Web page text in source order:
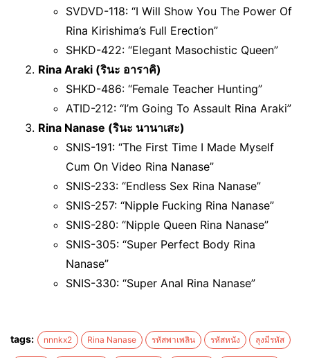
SVDVD-118: “I Will Show You The Power Of
Rina Kirishima’s Full Erection”
SHKD-422: “Elegant Masochistic Queen”
Rina Araki (รินะ อาราคิ)
SHKD-486: “Female Teacher Hunting”
ATID-212: “I’m Going To Assault Rina Araki”
Rina Nanase (รินะ นานาเสะ)
SNIS-191: “The First Time I Made Myself
Cum On Video Rina Nanase”
SNIS-233: “Endless Sex Rina Nanase”
SNIS-257: “Nipple Fucking Rina Nanase”
SNIS-280: “Nipple Queen Rina Nanase”
SNIS-305: “Super Perfect Body Rina
Nanase”
SNIS-330: “Super Anal Rina Nanase”
tags: nnnkx2 Rina Nanase รหัสพาเพลิน รหัสหนัง ลุงมีรหัส